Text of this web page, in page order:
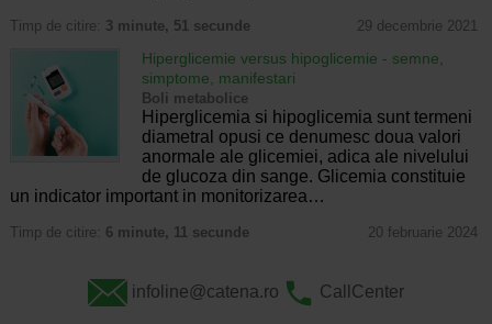
Timp de citire: 3 minute, 51 secunde 29 decembrie 2021
Hiperglicemie versus hipoglicemie - semne,
simptome, manifestari
Boli metabolice
Hiperglicemia si hipoglicemia sunt termeni
diametral opusi ce denumesc doua valori
anormale ale glicemiei, adica ale nivelului
de glucoza din sange. Glicemia constituie
un indicator important in monitorizarea…
Timp de citire: 6 minute, 11 secunde 20 februarie 2024
infoline@catena.ro CallCenter